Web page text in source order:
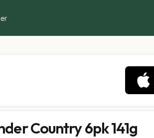
Country 6pk 141g